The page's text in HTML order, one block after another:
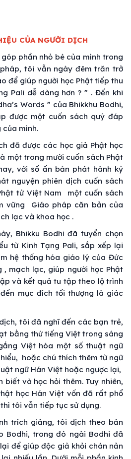
CỦA NGƯỜI DỊCH
góp phần nhỏ bé của mình trong
, tôi vẫn ngày đêm trăn trở
để giúp người học Phật tiếp thu
Pali dễ dàng hơn ? ” . Đến khi
Words ” của Bhikkhu Bodhi,
được một cuốn sách quý đáp
của mình.
được các học giả Phật học
một trong mười cuốn sách Phật
với số ấn bản phát hành kỷ
nguyện phiên dịch cuốn sách
tử Việt Nam một cuốn sách
vững Giáo pháp căn bản của
lạc và khoa học .
Bodhi đã tuyển chọn
từ Kinh Tạng Pali, sắp xếp lại
hệ thống hóa giáo lýcủaĐức
, mạch lạc, giúp người học Phật
và kết quảtu tập theo lộ trình
mục đích tối thượng là giác
, tôi đã nghĩ đến các bạn trẻ,
bằng thứ tiếng Việt trong sáng
Việt hóa một sốthuật ngữ
hoặc chú thích thêm từ ngữ
ngữ Hán Việt hoặc ngược lại,
biết và học hỏi thêm. Tuy nhiên,
học Hán Việt vốn đã rất phổ
thì tôi vẫn tiếp tục sử dụng.
trích giảng, tôi dịch theo bản
Bodhi, trong đó ngài Bodhi đã
để giúpđộc giả khỏi chán nản